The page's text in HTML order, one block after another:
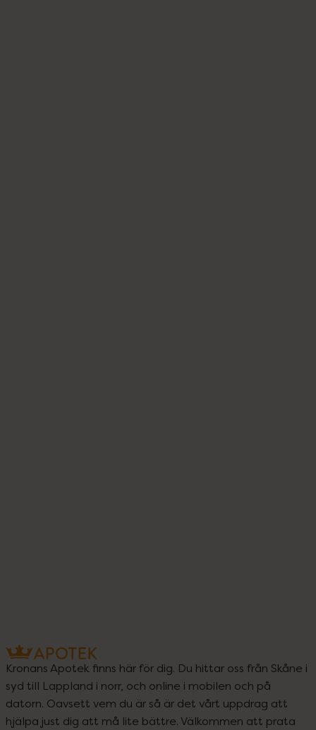
Kronans Apotek finns här för dig. Du hittar oss från Skåne i
syd till Lappland i norr, och online i mobilen och på
datorn. Oavsett vem du är så är det vårt uppdrag att
hjälpa just dig att må lite bättre. Välkommen att prata